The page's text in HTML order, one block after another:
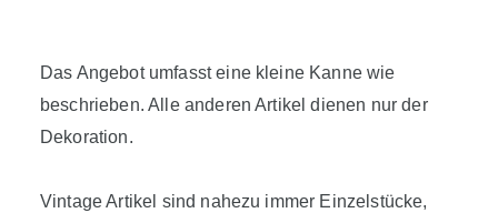
Das Angebot umfasst eine kleine Kanne wie
beschrieben. Alle anderen Artikel dienen nur der
Dekoration.
Vintage Artikel sind nahezu immer Einzelstücke,